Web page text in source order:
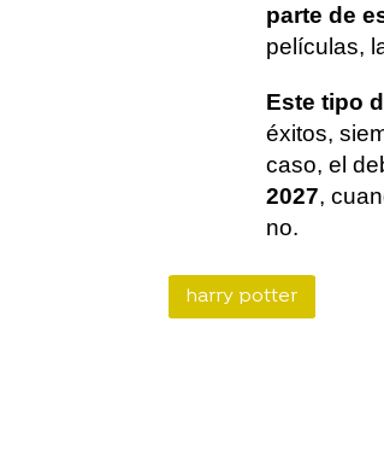
parte de
películas,
Este tipo
éxitos,
caso, el
2027,
no.
harry potter